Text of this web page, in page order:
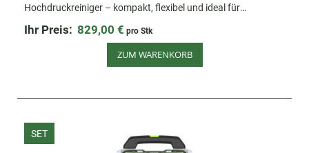
Hochdruckreiniger – kompakt, flexibel und ideal für
Ihr Preis: 829,00 € pro Stk
ZUM WARENKORB
SET